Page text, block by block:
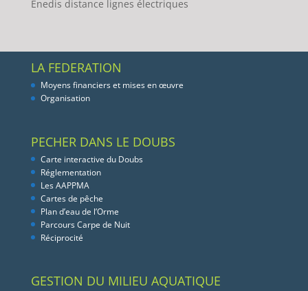
Enedis distance lignes électriques
LA FEDERATION
Moyens financiers et mises en œuvre
Organisation
PECHER DANS LE DOUBS
Carte interactive du Doubs
Réglementation
Les AAPPMA
Cartes de pêche
Plan d’eau de l’Orme
Parcours Carpe de Nuit
Réciprocité
GESTION DU MILIEU AQUATIQUE